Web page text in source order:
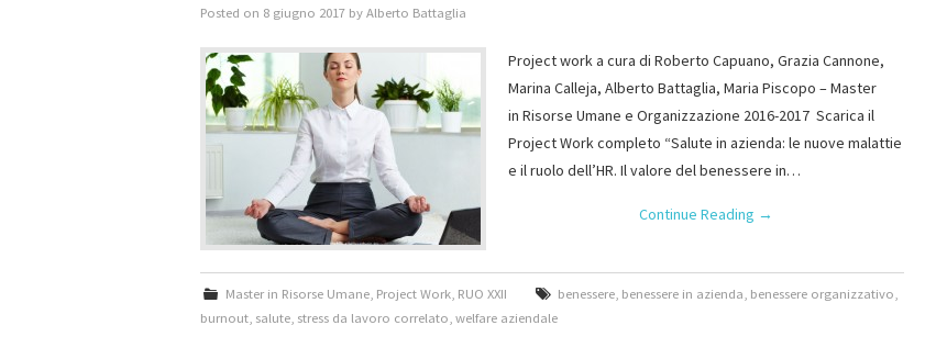
Posted on 8 giugno 2017 by Alberto Battaglia
Project work a cura di Roberto Capuano, Grazia Cannone,
Marina Calleja, Alberto Battaglia, Maria Piscopo – Master
in Risorse Umane e Organizzazione 2016-2017 Scarica il
Project Work completo “Salute in azienda: le nuove malattie
e il ruolo dell’HR. Il valore del benessere in…
Continue Reading →
Master in Risorse Umane, Project Work, RUO XXII benessere, benessere in azienda, benessere organizzativo,
burnout, salute, stress da lavoro correlato, welfare aziendale